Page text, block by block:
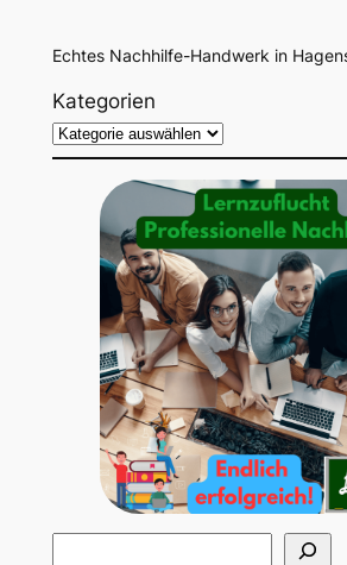
Echtes Nachhilfe-Handwerk in
Kategorien